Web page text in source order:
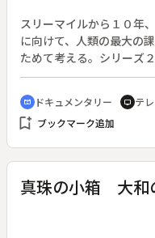
スリーマイルから１０年
に向けて、人類の最大の
ためて考える。シリーズ
月７日放送、全３回）◆
ていた原子力発電の経済
あると信じて建設を推進
リーマイル事故が変えた
ゆく。アメリカを手本に
められている。その事情
cinematic_blur ドキュメンタリー tv テ
bookmark_add ブックマーク追加
真珠の小箱 大